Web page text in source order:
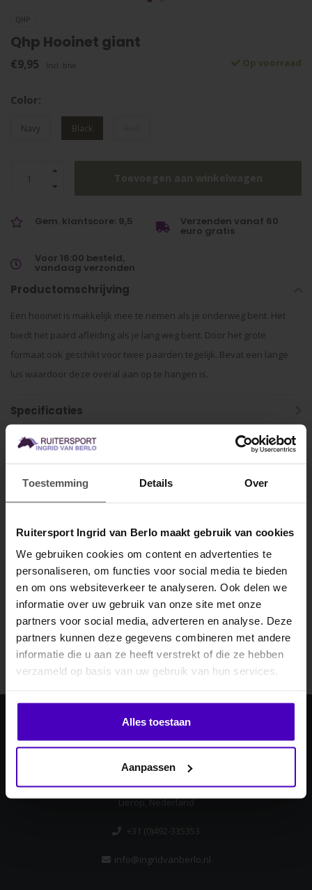
Toestemming Details Over
Ruitersport Ingrid van Berlo maakt gebruik van cookies
We gebruiken cookies om content en advertenties te
personaliseren, om functies voor social media te bieden
en om ons websiteverkeer te analyseren. Ook delen we
informatie over uw gebruik van onze site met onze
partners voor social media, adverteren en analyse. Deze
partners kunnen deze gegevens combineren met andere
informatie die u aan ze heeft verstrekt of die ze hebben
verzameld op basis van uw gebruik van hun services.
Alles toestaan
Aanpassen
QHP
Qhp Hooinet giant
€9,95 Incl. btw Op voorraad
Color:
Navy Black
Gem. klantscore: 9,5 Verzenden vanaf 60
euro gratis
Voor 16:00 besteld,
vandaag verzonden
Productomschrijving
Een hooinet is makkelijk mee te nemen als je onderweg bent. Het
biedt het paard afleiding als je lang weg bent. Door het grote
formaat ook geschikt voor twee paarden tegelijk. Bevat een lange
lus waardoor deze overal aan op te hangen is.
Specificaties
Gerelateerde producten
Abonneer je op onze nieuwsbrief
Blijf op de hoogte over onze laatste acties
Abonneer
Ingrid van Berlo
Laan ten Boomen 4
5715 AB
Lierop, Nederland
+31 (0)492-335353
info@ingridvanberlo.nl
MELD JE AAN VOOR
10% KORTING
.